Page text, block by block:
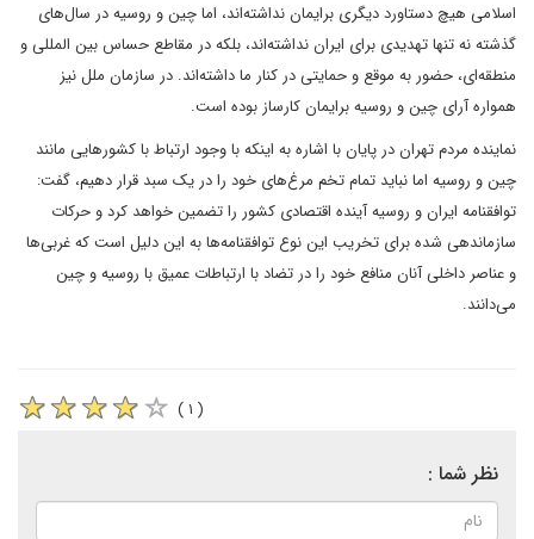
اسلامی هیچ دستاورد دیگری برایمان نداشته‌اند، اما چین و روسیه در سال‌های
گذشته نه تنها تهدیدی برای ایران نداشته‌اند، بلکه در مقاطع حساس بین المللی و
منطقه‌ای، حضور به موقع و حمایتی در کنار ما داشته‌اند. در سازمان ملل نیز
همواره آرای چین و روسیه برایمان کارساز بوده است.
نماینده مردم تهران در پایان با اشاره به اینکه با وجود ارتباط با کشورهایی مانند
چین و روسیه اما نباید تمام تخم مرغ‌های خود را در یک سبد قرار دهیم، گفت:
توافقنامه ایران و روسیه آینده اقتصادی کشور را تضمین خواهد کرد و حرکات
سازماندهی شده برای تخریب این نوع توافقنامه‌ها به این دلیل است که غربی‌ها
و عناصر داخلی آنان منافع خود را در تضاد با ارتباطات عمیق با روسیه و چین
می‌دانند.
( ۱ )
نظر شما :